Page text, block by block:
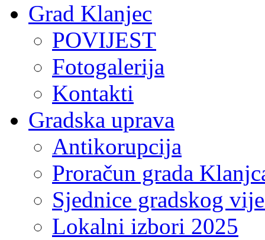
Grad Klanjec
POVIJEST
Fotogalerija
Kontakti
Gradska uprava
Antikorupcija
Proračun grada
Sjednice gradskog
Lokalni izbori 2025